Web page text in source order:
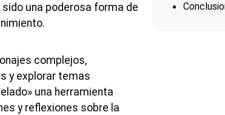
una poderosa forma de
complejos,
y explorar temas
una herramienta
y reflexiones sobre la